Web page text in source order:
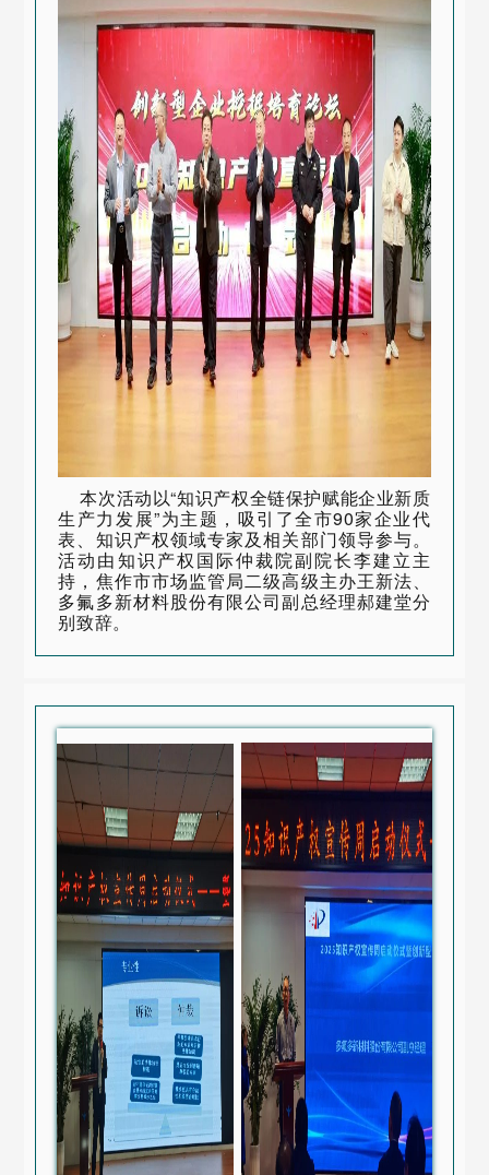
本次活动以“知识产权全链保护赋能企业新质
生产力发展”为主题，吸引了全市90家企业代
表、知识产权领域专家及相关部门领导参与。
活动由知识产权国际仲裁院副院长李建立主
持，焦作市市场监管局二级高级主办王新法、
多氟多新材料股份有限公司副总经理郝建堂分
别致辞。